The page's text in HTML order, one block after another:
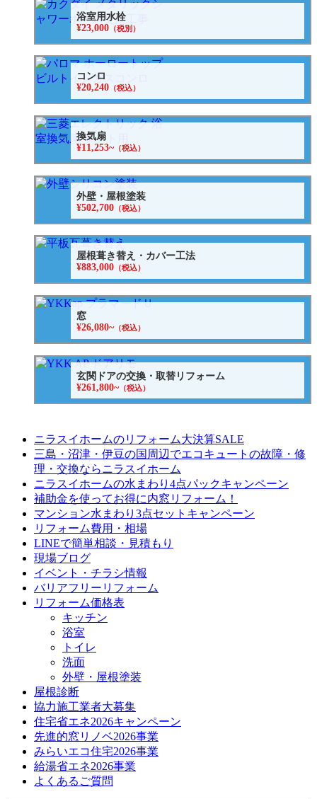
浴室用水栓
¥23,000 （税別）
コンロ
¥20,240 （税込）
換気扇
¥11,253~（税込）
外壁・屋根塗装
¥502,700 （税込）
屋根葺き替え・カバー工法
¥883,000 （税込）
窓
¥26,080~（税込）
玄関ドアの交換・取替リフォーム
¥261,800~（税込）
ニラスイホームのリフォーム大決算SALE
三島・沼津・伊豆の国周辺でエコキュートの故障・修
理・交換ならニラスイホーム
ニラスイホームの水まわり4点パックキャンペーン
補助金を使ってお得に内窓リフォーム！
マンション水まわり3点セットキャンペーン
リフォーム費用・相場
LINEで簡単相談・見積もり
現場ブログ
イベント・チラシ情報
バリアフリーリフォーム
リフォーム価格表
キッチン
浴室
トイレ
洗面
外壁・屋根塗装
屋根診断
協力施工業者大募集
住宅省エネ2026キャンペーン
先進的窓リノベ2026事業
みらいエコ住宅2026事業
給湯省エネ2026事業
よくあるご質問